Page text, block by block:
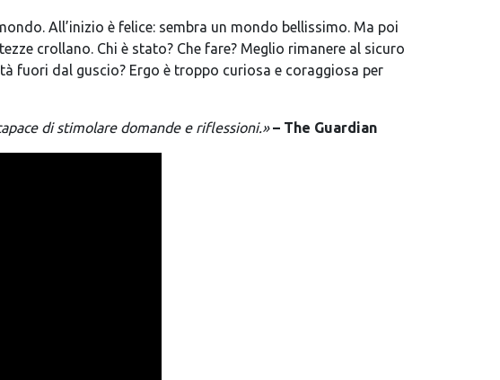
All’inizio è felice: sembra un mondo bellissimo. Ma poi
crollano. Chi è stato? Che fare? Meglio rimanere al sicuro
fuori dal guscio? Ergo è troppo curiosa e coraggiosa per
distimolare domande e riflessioni.»– The Guardian